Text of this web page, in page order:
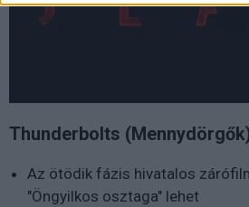
Thunderbolts
Az ötödik fázis hivatalos
"Öngyilkos osztaga" lehet